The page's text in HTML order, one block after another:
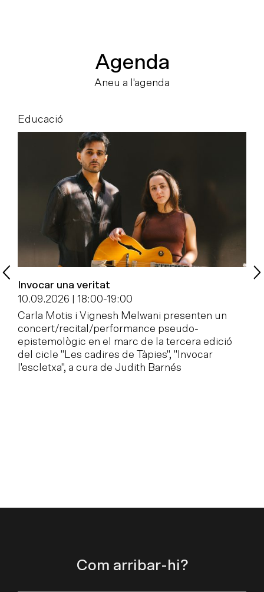
Agenda
Aneu a l'agenda
Educació
Invocar una veritat
10.09.2026 | 18:00-19:00
Carla Motis i Vignesh Melwani presenten un
concert/recital/performance pseudo-
epistemològic en el marc de la tercera edició
del cicle "Les cadires de Tàpies", "Invocar
l'escletxa", a cura de Judith Barnés
Com arribar-hi?